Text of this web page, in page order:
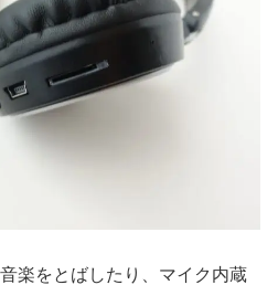
楽をとばしたり、マイク内蔵